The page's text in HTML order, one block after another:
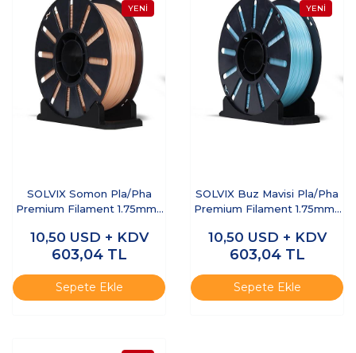
SOLVIX Somon Pla/Pha
Premium Filament 1.75mm 1
10,50 USD + KDV
603,04 TL
Sepete Ekle
SOLVIX Buz Mavisi Pla/Pha
Premium Filament 1.75mm 1
10,50 USD + KDV
603,04 TL
Sepete Ekle